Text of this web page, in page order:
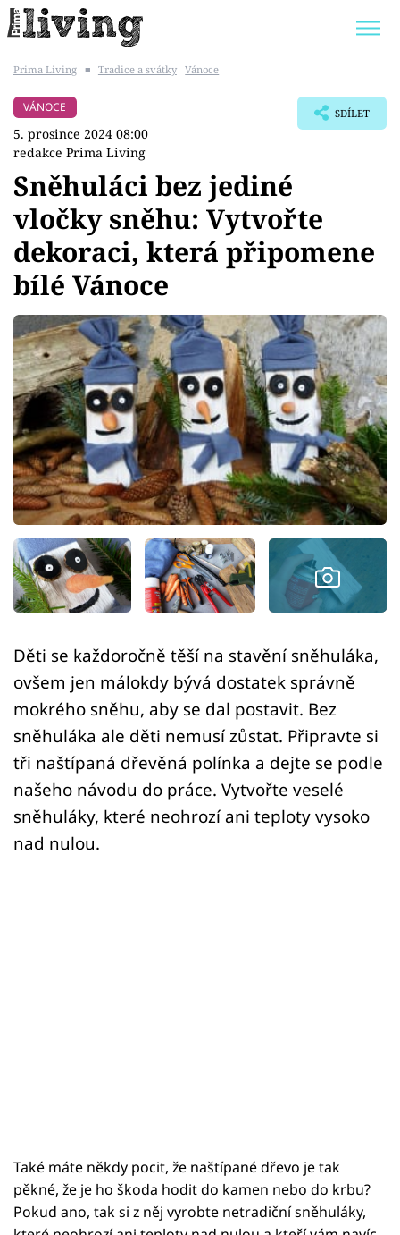
BYDLENÍ SLAVNÝCH
Témata
Bydlení
Zahrada
Design
Sledujte prima+
Přihlášení
Sledujte nás
Prima Living ■ Tradice a svátky Vánoce
VÁNOCE
5. prosince 2024 08:00
redakce Prima Living
SDÍLET
Sněhuláci bez jediné
vločky sněhu: Vytvořte
dekoraci, která připomene
bílé Vánoce
Děti se každoročně těší na stavění sněhuláka,
ovšem jen málokdy bývá dostatek správně
mokrého sněhu, aby se dal postavit. Bez
sněhuláka ale děti nemusí zůstat. Připravte si
tři naštípaná dřevěná polínka a dejte se podle
našeho návodu do práce. Vytvořte veselé
sněhuláky, které neohrozí ani teploty vysoko
nad nulou.
Také máte někdy pocit, že naštípané dřevo je tak
pěkné, že je ho škoda hodit do kamen nebo do krbu?
Pokud ano, tak si z něj vyrobte netradiční sněhuláky,